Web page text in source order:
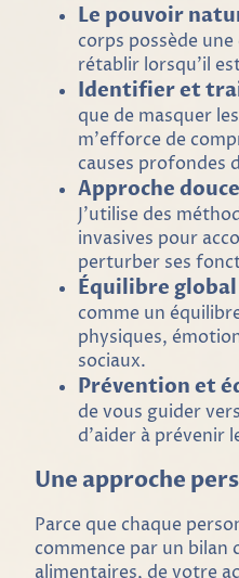
Le pouvoir
corps possède
rétablir lorsqu'il
Identifier et
que de masquer
m'efforce de
causes profondes
Approche
J'utilise des
invasives pour
perturber ses
Équilibre global
comme un
physiques,
sociaux.
Prévention et
de vous guider
d'aider à prévenir
Une approche
Parce que chaque
commence par un bilan
alimentaires, de votre